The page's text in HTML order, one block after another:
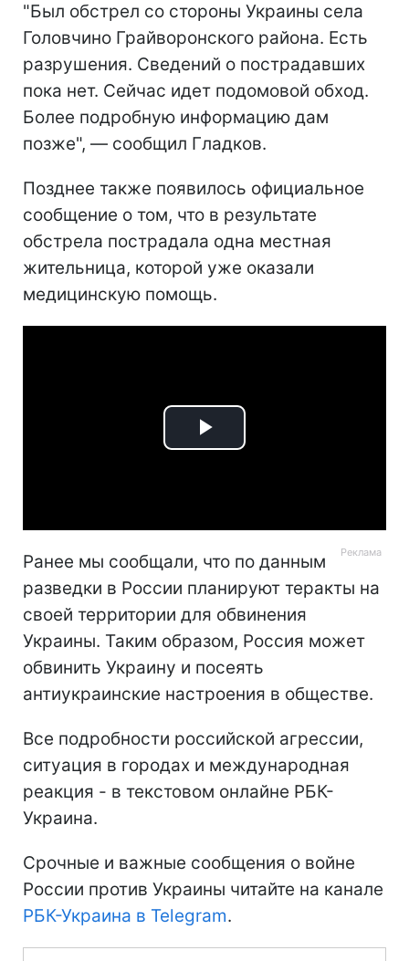
"Был обстрел со стороны Украины села
Головчино Грайворонского района. Есть
разрушения. Сведений о пострадавших
пока нет. Сейчас идет подомовой обход.
Более подробную информацию дам
позже", — сообщил Гладков.
Позднее также появилось официальное
сообщение о том, что в результате
обстрела пострадала одна местная
жительница, которой уже оказали
медицинскую помощь.
Play
Ранее мы сообщали, что по данным
разведки в России планируют теракты на
своей территории для обвинения
Украины. Таким образом, Россия может
обвинить Украину и посеять
антиукраинские настроения в обществе.
Все подробности российской агрессии,
ситуация в городах и международная
реакция - в текстовом онлайне РБК-
Украина.
Срочные и важные сообщения о войне
России против Украины читайте на канале
РБК-Украина в Telegram.